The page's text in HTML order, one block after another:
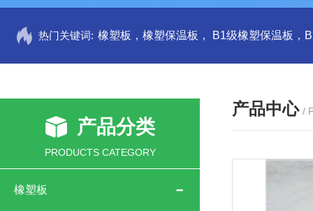
热门关键词:
产品分类
PRODUCTS CATEGORY
橡塑板
产品中心 /